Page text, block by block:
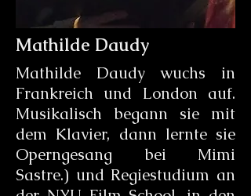
Mathilde Daudy
Mathilde Daudy wuchs in
Frankreich und London auf.
Musikalisch begann sie mit
dem Klavier, dann lernte sie
Operngesang bei Mimi
Sastre.) und Regiestudium an